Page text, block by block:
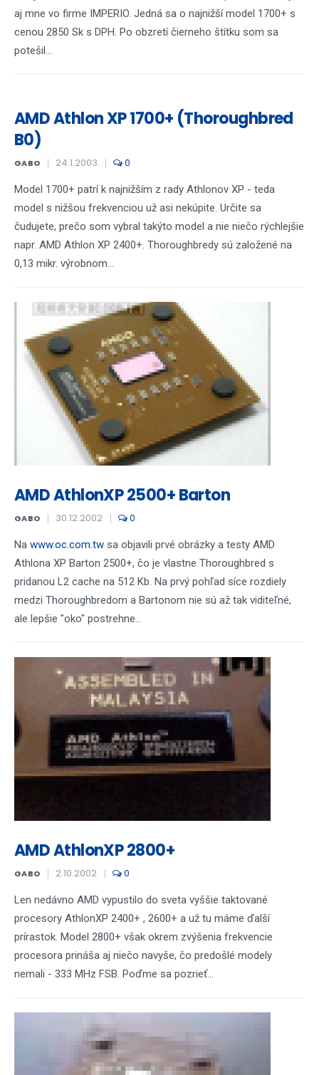
aj mne vo firme IMPERIO. Jedná sa o najnižší model 1700+ s
cenou 2850 Sk s DPH. Po obzretí čierneho štítku som sa
potešil...
AMD Athlon XP 1700+ (Thoroughbred
B0)
GABO 24.1.2003 0
Model 1700+ patrí k najnižším z rady Athlonov XP - teda
model s nižšou frekvenciou už asi nekúpite. Určite sa
čudujete, prečo som vybral takýto model a nie niečo rýchlejšie
napr. AMD Athlon XP 2400+. Thoroughbredy sú založené na
0,13 mikr. výrobnom...
AMD AthlonXP 2500+ Barton
GABO 30.12.2002 0
Na www.oc.com.tw sa objavili prvé obrázky a testy AMD
Athlona XP Barton 2500+, čo je vlastne Thoroughbred s
pridanou L2 cache na 512 Kb. Na prvý pohľad síce rozdiely
medzi Thoroughbredom a Bartonom nie sú až tak viditeľné,
ale lepšie "oko" postrehne...
AMD AthlonXP 2800+
GABO 2.10.2002 0
Len nedávno AMD vypustilo do sveta vyššie taktované
procesory AthlonXP 2400+ , 2600+ a už tu máme ďalší
prírastok. Model 2800+ však okrem zvýšenia frekvencie
procesora prináša aj niečo navyše, čo predošlé modely
nemali - 333 MHz FSB. Poďme sa pozrieť...